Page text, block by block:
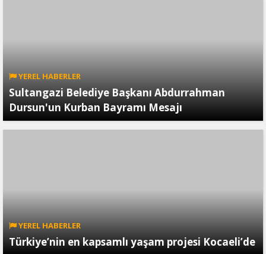
YEREL HABERLER
Sultangazi Belediye Başkanı Abdurrahman
Dursun'un Kurban Bayramı Mesajı
YEREL HABERLER
Türkiye’nin en kapsamlı yaşam projesi Kocaeli’de